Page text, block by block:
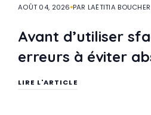
AOÛT 04, 2026 PAR LAËTITIA BOUCHER
Avant d’utiliser
erreurs à éviter
LIRE L'ARTICLE